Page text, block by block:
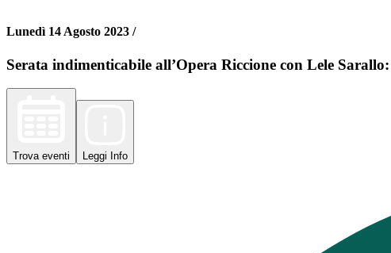
Lunedì 14 Agosto 2023 /
Serata indimenticabile all’Opera Riccione con Lele
Trova eventi Leggi Info